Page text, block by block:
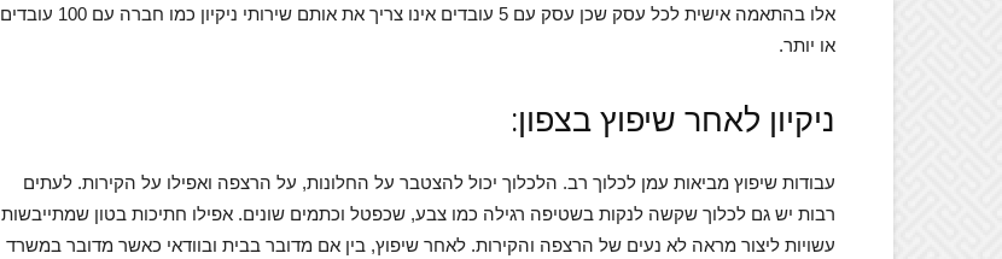
אלו בהתאמה אישית לכל עסק שכן עסק עם 5 עובדים אינו צריך את אותם שירותי ניקיון כמו חברה עם 100 עובדים
או יותר.
ניקיון לאחר שיפוץ בצפון:
עבודות שיפוץ מביאות עמן לכלוך רב. הלכלוך יכול להצטבר על החלונות, על הרצפה ואפילו על הקירות. לעתים
רבות יש גם לכלוך שקשה לנקות בשטיפה רגילה כמו צבע, שכפטל וכתמים שונים. אפילו חתיכות בטון שמתייבשות
עשויות ליצור מראה לא נעים של הרצפה והקירות. לאחר שיפוץ, בין אם מדובר בבית ובוודאי כאשר מדובר במשרד